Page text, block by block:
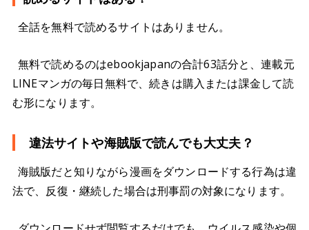
全話を無料で読めるサイトはありません。
無料で読めるのはebookjapanの合計63話分と、連載元
LINEマンガの毎日無料で、続きは購入または課金して読
む形になります。
違法サイトや海賊版で読んでも大丈夫？
海賊版だと知りながら漫画をダウンロードする行為は違
法で、反復・継続した場合は刑事罰の対象になります。